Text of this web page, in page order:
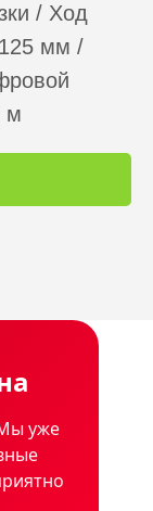
/ Ход
мм /
м
уже